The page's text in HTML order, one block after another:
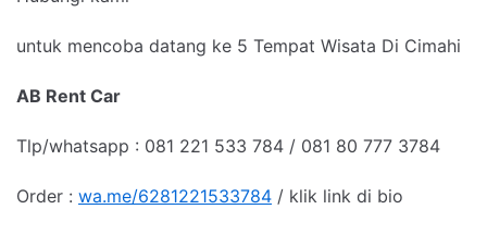
untuk mencoba datang ke 5 Tempat Wisata Di Cimahi
AB Rent Car
Tlp/whatsapp : 081 221 533 784 / 081 80 777 3784
Order : wa.me/6281221533784 / klik link di bio